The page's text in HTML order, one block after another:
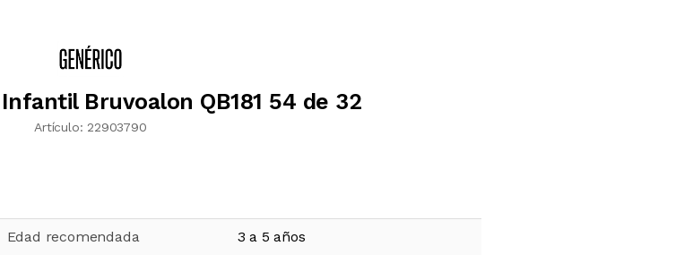
Bruvoalon QB181 54 de 32
Artículo: 22903790
Edad recomendada 3 a 5 años